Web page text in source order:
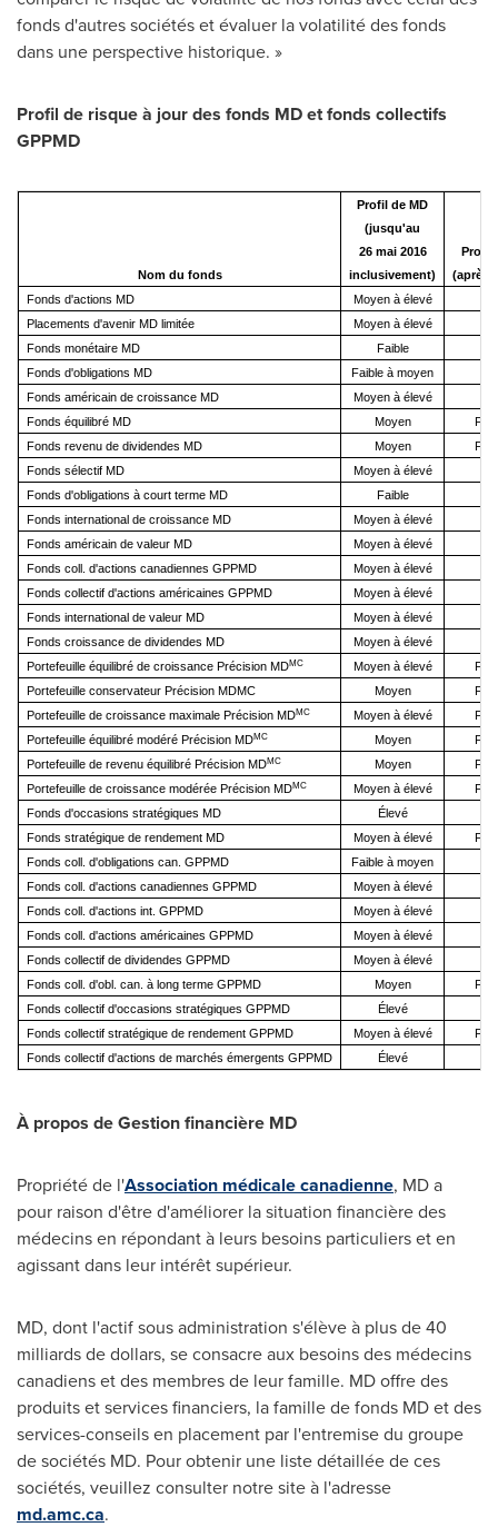
fonds d'autres sociétés et évaluer la volatilité des fonds
dans une perspective historique. »
Profil de risque à jour des fonds MD et fonds collectifs
GPPMD
Nom du fonds
Profil de MD
(jusqu'au
26 mai 2016
inclusivement)
Profil
(après
Fonds d'actions MD
Moyen à élevé
Placements d'avenir MD limitée
Moyen à élevé
Fonds monétaire MD
Faible
Fonds d'obligations MD
Faible à moyen
Fonds américain de croissance MD
Moyen à élevé
Fonds équilibré MD
Moyen
Fonds revenu de dividendes MD
Moyen
Fonds sélectif MD
Moyen à élevé
Fonds d'obligations à court terme MD
Faible
Fonds international de croissance MD
Moyen à élevé
Fonds américain de valeur MD
Moyen à élevé
Fonds coll. d'actions canadiennes GPPMD
Moyen à élevé
Fonds collectif d'actions américaines GPPMD
Moyen à élevé
Fonds international de valeur MD
Moyen à élevé
Fonds croissance de dividendes MD
Moyen à élevé
Portefeuille équilibré de croissance Précision MDMC Moyen à élevé
Portefeuille conservateur Précision MDMC
Moyen
Portefeuille de croissance maximale Précision MDMC Moyen à élevé
Portefeuille équilibré modéré Précision MDMC Moyen
Portefeuille de revenu équilibré Précision MDMC Moyen
Portefeuille de croissance modérée Précision MDMC Moyen à élevé
Fonds d'occasions stratégiques MD
Élevé
Fonds stratégique de rendement MD
Moyen à élevé
Fonds coll. d'obligations can. GPPMD
Faible à moyen
Fonds coll. d'actions canadiennes GPPMD
Moyen à élevé
Fonds coll. d'actions int. GPPMD
Moyen à élevé
Fonds coll. d'actions américaines GPPMD
Moyen à élevé
Fonds collectif de dividendes GPPMD
Moyen à élevé
Fonds coll. d'obl. can. à long terme GPPMD
Moyen
Fonds collectif d'occasions stratégiques GPPMD
Élevé
Fonds collectif stratégique de rendement GPPMD
Moyen à élevé
Fonds collectif d'actions de marchés émergents GPPMD
Élevé
À propos de Gestion financière MD
Propriété de l'Association médicale canadienne, MD a
pour raison d'être d'améliorer la situation financière des
médecins en répondant à leurs besoins particuliers et en
agissant dans leur intérêt supérieur.
MD, dont l'actif sous administration s'élève à plus de 40
milliards de dollars, se consacre aux besoins des médecins
canadiens et des membres de leur famille. MD offre des
produits et services financiers, la famille de fonds MD et des
services-conseils en placement par l'entremise du groupe
de sociétés MD. Pour obtenir une liste détaillée de ces
sociétés, veuillez consulter notre site à l'adresse
md.amc.ca.